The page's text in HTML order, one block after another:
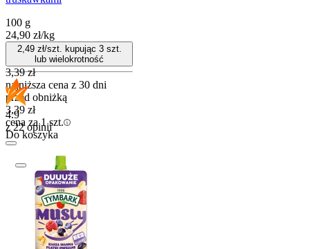
100 g
24,90 zł/kg
2,49zł/szt. kupując 3szt.
lub wielokrotność
3,39 zł
najniższa cena z 30 dni
przed obniżką
3,39 zł
cena za 1 szt.
Do koszyka
4.9
z 22 opinii